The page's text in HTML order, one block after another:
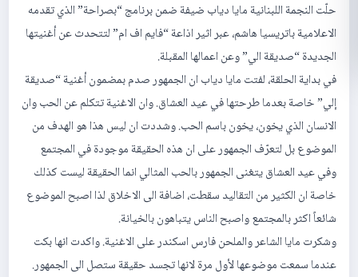
حلّت النجمة اللبنانية مايا دياب ضيفة ضمن برنامج “بصراحة” الذي تقدمه
الاعلامية باتريسيا هاشم، عبر اثير اذاعة “فايم اف ام” لتتحدث عن أغنيتها
الجديدة “صديقة الي” وعن اعمالها المقبلة.
في بداية الحلقة، لفتت مايا دياب ان الجمهور صدم بمضمون أغنية “صديقة
إلي” خاصة بعدما طرحتها في عيد العشاق. وان الاغنية تتكلم عن الحب وان
الانسان الذي يخون، يخون باسم الحب. وشددت ان ليس هذا هو الهدف من
الموضوع بل لتعرّف الجمهور على ان هذه الحقيقة موجودة في المجتمع
وفي عيد العشاق يتغنى الجمهور بالحب المثالي انما الحقيقة ليست كذلك
خاصة ان الكثير من التقاليد سقطت، اضافة الى الاخلاق لذا اصبح الموضوع
شائعاً اكثر بالمجتمع واصبح الناس يتباهون بالخيانة.
وشكرت مايا الشاعر والملحن فارس اسكندر على الاغنية. واكدت انها بكت
عندما سمعت موضوعها لأول مرة لانها تجسد حقيقة ستصل الى الجمهور.